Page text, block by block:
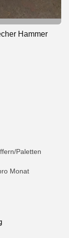
Hammer
Paletten
Monat